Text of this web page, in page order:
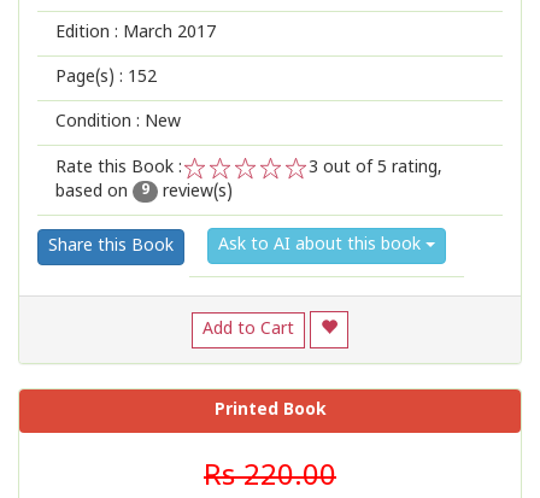
Edition : March 2017
Page(s) : 152
Condition : New
Rate this Book :
2
1
3 out of 5 rating,
based on
9 review(s)
Share this Book Ask to AI about this book
Add to Cart
Printed Book
Rs 220.00